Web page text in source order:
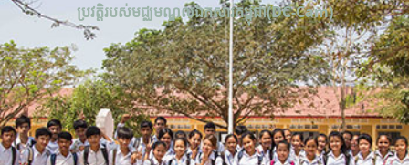
on
ប្រវត្តិរបស់មជ្ឈមណ្ឌលឯកសារកម្ពុជា(DC-Cam)